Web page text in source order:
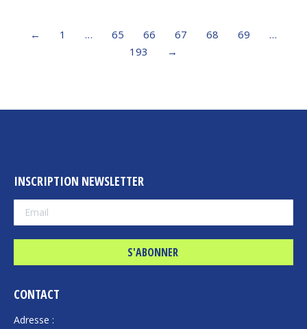
← 1 … 65 66 67 68 69
…
193
→
INSCRIPTION NEWSLETTER
CONTACT
Adresse :